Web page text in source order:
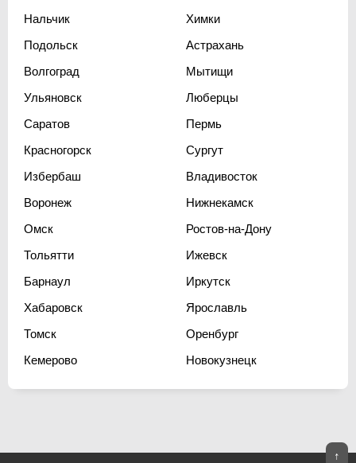
Нальчик
Химки
Подольск
Астрахань
Волгоград
Мытищи
Ульяновск
Люберцы
Саратов
Пермь
Красногорск
Сургут
Избербаш
Владивосток
Воронеж
Нижнекамск
Омск
Ростов-на-Дону
Тольятти
Ижевск
Барнаул
Иркутск
Хабаровск
Ярославль
Томск
Оренбург
Кемерово
Новокузнецк
↑